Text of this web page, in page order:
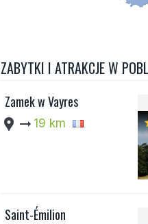
ZABYTKI I ATRAKCJE W
Zamek w Vayres
location_pin arrow_right_alt 19 km
Saint-Émilion